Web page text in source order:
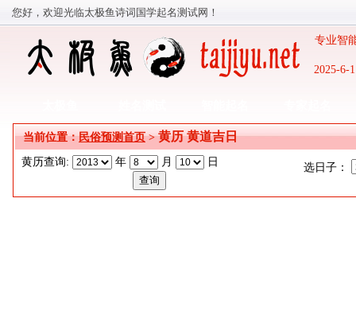
您好，欢迎光临太极鱼诗词国学起名测试网！
2025-6-
专业智
当前位置：民俗预测首页>黄历 黄道吉日
黄历查询: 年 月 日 选日子：